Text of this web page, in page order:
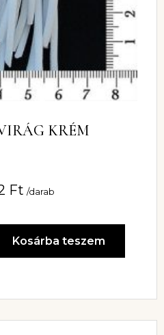
30-107 MŰVIRÁG KRÉM
Ft /darab
Kosárba teszem